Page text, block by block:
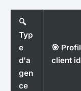
🔍
Typ
e
d'a
gen
ce
🎯 Profil
client